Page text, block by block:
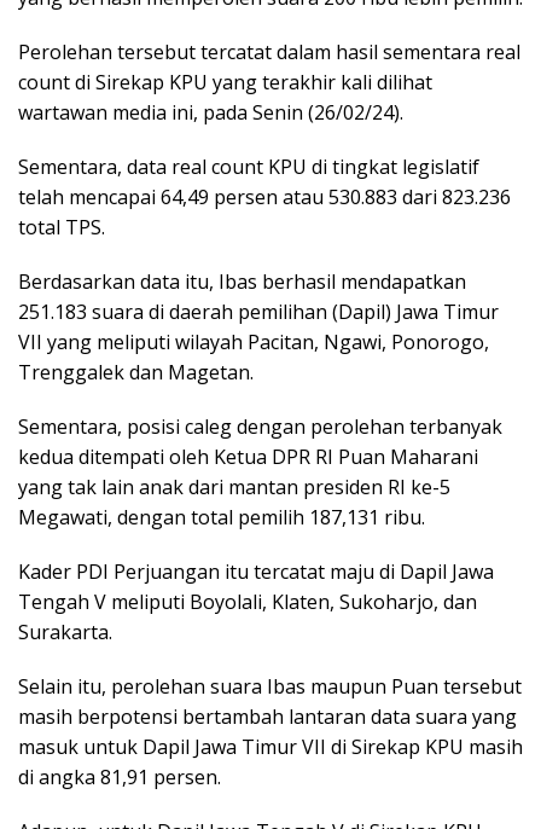
Perolehan tersebut tercatat dalam hasil sementara real
count di Sirekap KPU yang terakhir kali dilihat
wartawan media ini, pada Senin (26/02/24).
Sementara, data real count KPU di tingkat legislatif
telah mencapai 64,49 persen atau 530.883 dari 823.236
total TPS.
Berdasarkan data itu, Ibas berhasil mendapatkan
251.183 suara di daerah pemilihan (Dapil) Jawa Timur
VII yang meliputi wilayah Pacitan, Ngawi, Ponorogo,
Trenggalek dan Magetan.
Sementara, posisi caleg dengan perolehan terbanyak
kedua ditempati oleh Ketua DPR RI Puan Maharani
yang tak lain anak dari mantan presiden RI ke-5
Megawati, dengan total pemilih 187,131 ribu.
Kader PDI Perjuangan itu tercatat maju di Dapil Jawa
Tengah V meliputi Boyolali, Klaten, Sukoharjo, dan
Surakarta.
Selain itu, perolehan suara Ibas maupun Puan tersebut
masih berpotensi bertambah lantaran data suara yang
masuk untuk Dapil Jawa Timur VII di Sirekap KPU masih
di angka 81,91 persen.